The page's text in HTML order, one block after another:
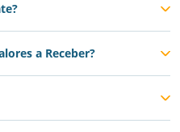
a Receber?